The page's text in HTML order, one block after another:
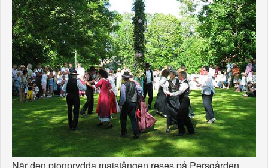
När den pionprydda majstången reses på Persgården,